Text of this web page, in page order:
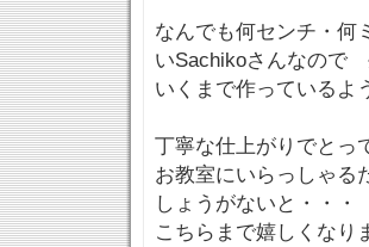
なんでも何センチ・
いSachikoさんなので
いくまで作っているよ
丁寧な仕上がりでとっ
お教室にいらっしゃ
しょうがないと・・・
こちらまで嬉しくなり